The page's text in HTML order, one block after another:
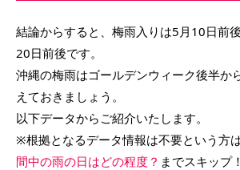
結論からすると、梅雨入りは5月10日前
20日前後です。
沖縄の梅雨はゴールデンウィーク後半か
えておきましょう。
以下データからご紹介いたします。
※根拠となるデータ情報は不要という方
間中の雨の日はどの程度？ までスキップ！